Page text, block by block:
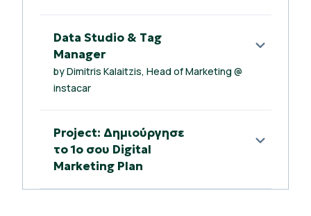
Data Studio & Tag
Manager
by Dimitris Kalaitzis, Head of Marketing @
instacar
Project: Δημιούργησε
το 1ο σου Digital
Marketing Plan